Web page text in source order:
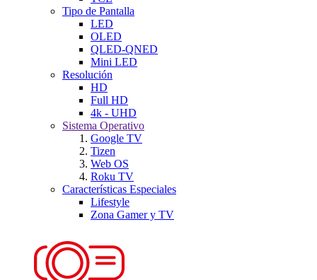
Tipo de Pantalla
LED
OLED
QLED-QNED
Mini LED
Resolución
HD
Full HD
4k - UHD
Sistema Operativo
Google TV
Tizen
Web OS
Roku TV
Características Especiales
Lifestyle
Zona Gamer y TV